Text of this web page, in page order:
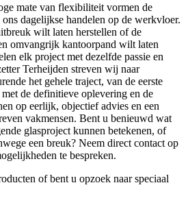
mate van flexibiliteit vormen de
dagelijkse handelen op de werkvloer.
wilt laten herstellen of de
omvangrijk kantoorpand wilt laten
elk project met dezelfde passie en
Terheijden streven wij naar
het gehele traject, van de eerste
de definitieve oplevering en de
op eerlijk, objectief advies en een
vakmensen. Bent u benieuwd wat
glasproject kunnen betekenen, of
een breuk? Neem direct contact op
te bespreken.
of bent u opzoek naar speciaal